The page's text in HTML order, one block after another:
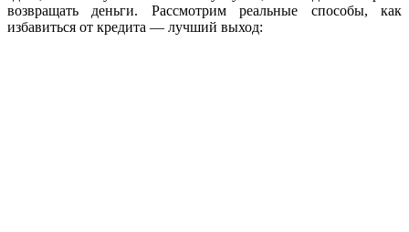
возвращать деньги. Рассмотрим реальные способы, как
избавиться от кредита — лучший выход: